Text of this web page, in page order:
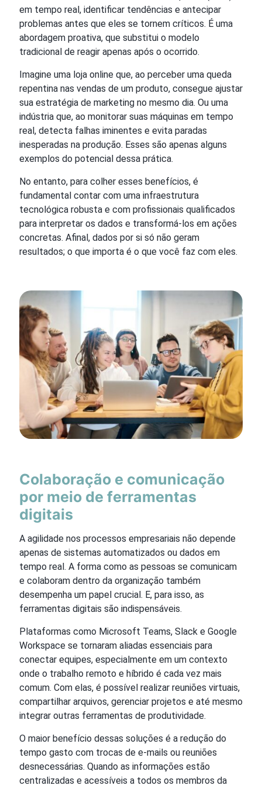
em tempo real, identificar tendências e antecipar
problemas antes que eles se tornem críticos. É uma
abordagem proativa, que substitui o modelo
tradicional de reagir apenas após o ocorrido.
Imagine uma loja online que, ao perceber uma queda
repentina nas vendas de um produto, consegue ajustar
sua estratégia de marketing no mesmo dia. Ou uma
indústria que, ao monitorar suas máquinas em tempo
real, detecta falhas iminentes e evita paradas
inesperadas na produção. Esses são apenas alguns
exemplos do potencial dessa prática.
No entanto, para colher esses benefícios, é
fundamental contar com uma infraestrutura
tecnológica robusta e com profissionais qualificados
para interpretar os dados e transformá-los em ações
concretas. Afinal, dados por si só não geram
resultados; o que importa é o que você faz com eles.
Colaboração e comunicação
por meio de ferramentas
digitais
A agilidade nos processos empresariais não depende
apenas de sistemas automatizados ou dados em
tempo real. A forma como as pessoas se comunicam
e colaboram dentro da organização também
desempenha um papel crucial. E, para isso, as
ferramentas digitais são indispensáveis.
Plataformas como Microsoft Teams, Slack e Google
Workspace se tornaram aliadas essenciais para
conectar equipes, especialmente em um contexto
onde o trabalho remoto e híbrido é cada vez mais
comum. Com elas, é possível realizar reuniões virtuais,
compartilhar arquivos, gerenciar projetos e até mesmo
integrar outras ferramentas de produtividade.
O maior benefício dessas soluções é a redução do
tempo gasto com trocas de e-mails ou reuniões
desnecessárias. Quando as informações estão
centralizadas e acessíveis a todos os membros da